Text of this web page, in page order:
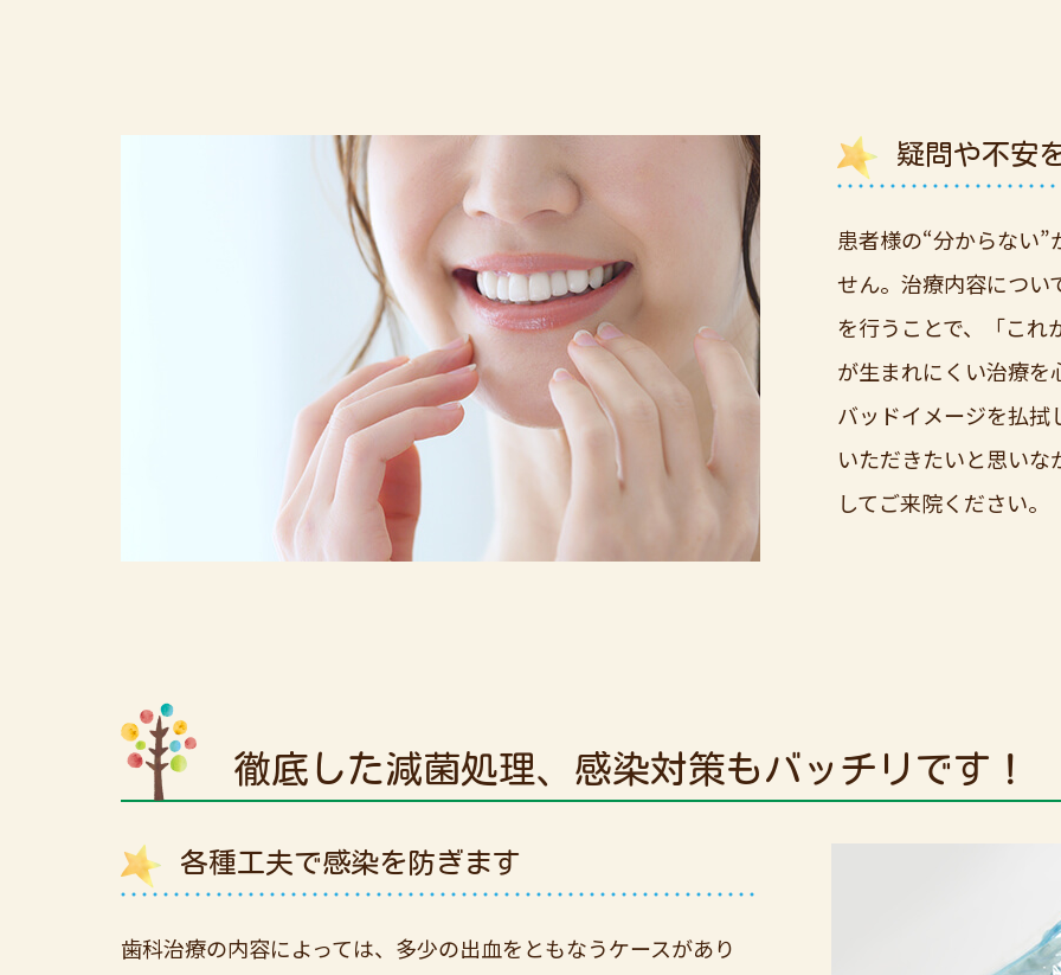
疑問や不安
患者様の“分からない
せん。治療内容につい
を行うことで、「これ
が生まれにくい治療を
バッドイメージを払拭
いただきたいと思いな
してご来院ください。
徹底した減菌処理、感染対策もバッチリです！
各種工夫で感染を防ぎます
歯科治療の内容によっては、多少の出血をともなうケースがあり